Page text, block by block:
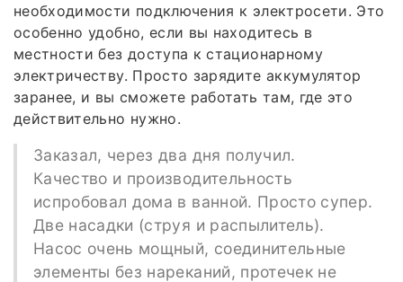
необходимости подключения к электросети. Это
особенно удобно, если вы находитесь в
местности без доступа к стационарному
электричеству. Просто зарядите аккумулятор
заранее, и вы сможете работать там, где это
действительно нужно.
Заказал, через два дня получил.
Качество и производительность
испробовал дома в ванной. Просто супер.
Две насадки (струя и распылитель).
Насос очень мощный, соединительные
элементы без нареканий, протечек не